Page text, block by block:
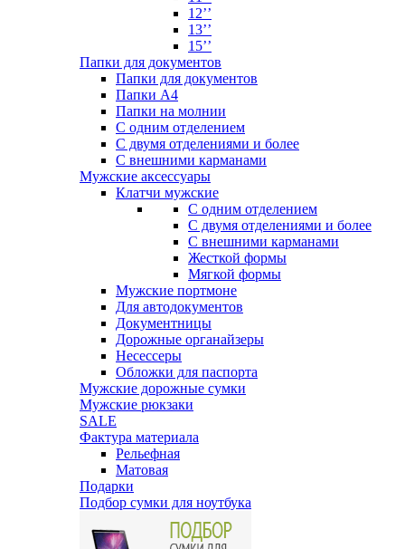
12’’
13’’
15’’
Папки для документов
Папки для документов
Папки А4
Папки на молнии
С одним отделением
С двумя отделениями и более
С внешними карманами
Мужские аксессуары
Клатчи мужские
С одним отделением
С двумя отделениями и более
С внешними карманами
Жесткой формы
Мягкой формы
Мужские портмоне
Для автодокументов
Документницы
Дорожные органайзеры
Несессеры
Обложки для паспорта
Мужские дорожные сумки
Мужские рюкзаки
SALE
Фактура материала
Рельефная
Матовая
Подарки
Подбор сумки для ноутбука